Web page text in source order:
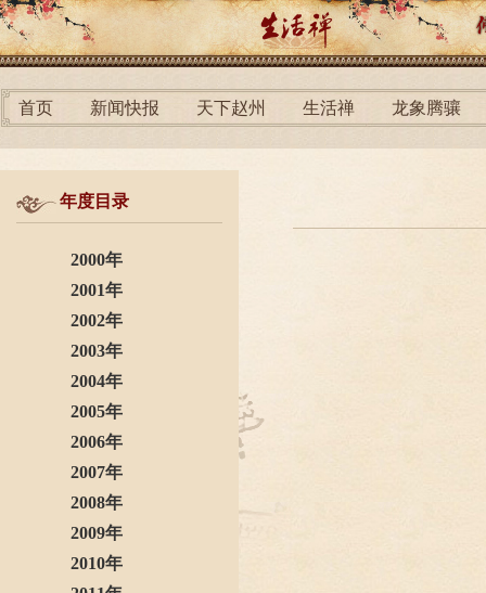
首页 新闻快报 天下赵州 生活禅 龙象腾骧
年度目录
2000年
2001年
2002年
2003年
2004年
2005年
2006年
2007年
2008年
2009年
2010年